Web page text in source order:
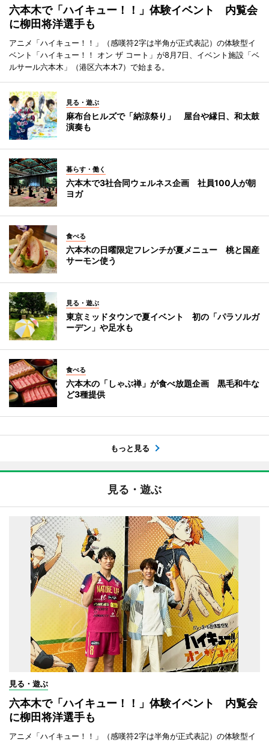
六本木で「ハイキュー！！」体験イベント 内覧会
に柳田将洋選手も
アニメ「ハイキュー！！」（感嘆符2字は半角が正式表記）の体験型イ
ベント「ハイキュー！！ オン ザ コート」が8月7日、イベント施設「ベ
ルサール六本木」（港区六本木7）で始まる。
見る・遊ぶ
麻布台ヒルズで「納涼祭り」 屋台や縁日、和太鼓
演奏も
暮らす・働く
六本木で3社合同ウェルネス企画 社員100人が朝
ヨガ
食べる
六本木の日曜限定フレンチが夏メニュー 桃と国産
サーモン使う
見る・遊ぶ
東京ミッドタウンで夏イベント 初の「パラソルガ
ーデン」や足水も
食べる
六本木の「しゃぶ禅」が食べ放題企画 黒毛和牛な
ど3種提供
もっと見る
見る・遊ぶ
見る・遊ぶ
六本木で「ハイキュー！！」体験イベント 内覧会
に柳田将洋選手も
アニメ「ハイキュー！！」（感嘆符2字は半角が正式表記）の体験型イ